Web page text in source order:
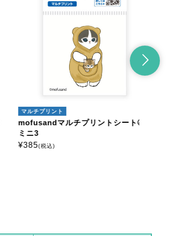
マルチプリント
mofusandマルチプリントシート➃
ミニ3
385(税込)